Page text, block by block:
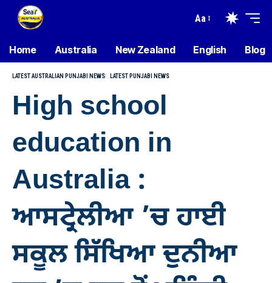
Aa
Home Australia New Zealand English Blog
LATEST AUSTRALIAN PUNJABI NEWS LATEST PUNJABI NEWS
High school
education in
Australia :
ਆਸਟ੍ਰੇਲੀਆ ’ਚ ਹਾਈ
ਸਕੂਲ ਸਿੱਖਿਆ ਦੁਨੀਆ